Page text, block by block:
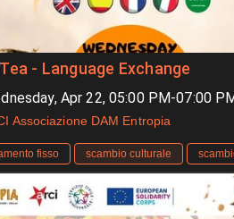
- Language Exchange
Apr 22, 05:00 PM-07:00
Associazione DAM Entropia
fisso scambio culturale